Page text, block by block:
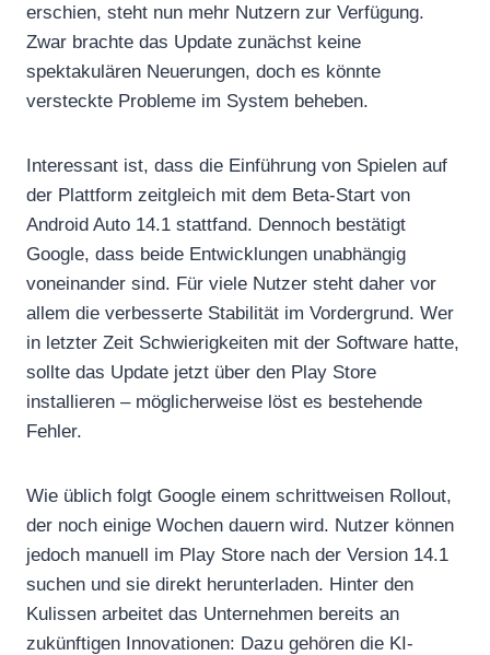
erschien, steht nun mehr Nutzern zur Verfügung.
Zwar brachte das Update zunächst keine
spektakulären Neuerungen, doch es könnte
versteckte Probleme im System beheben.
Interessant ist, dass die Einführung von Spielen auf
der Plattform zeitgleich mit dem Beta-Start von
Android Auto 14.1 stattfand. Dennoch bestätigt
Google, dass beide Entwicklungen unabhängig
voneinander sind. Für viele Nutzer steht daher vor
allem die verbesserte Stabilität im Vordergrund. Wer
in letzter Zeit Schwierigkeiten mit der Software hatte,
sollte das Update jetzt über den Play Store
installieren – möglicherweise löst es bestehende
Fehler.
Wie üblich folgt Google einem schrittweisen Rollout,
der noch einige Wochen dauern wird. Nutzer können
jedoch manuell im Play Store nach der Version 14.1
suchen und sie direkt herunterladen. Hinter den
Kulissen arbeitet das Unternehmen bereits an
zukünftigen Innovationen: Dazu gehören die KI-